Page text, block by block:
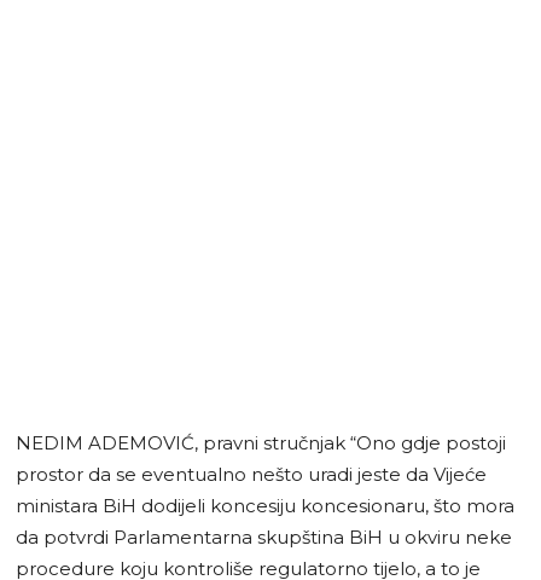
NEDIM ADEMOVIĆ, pravni stručnjak “Ono gdje postoji
prostor da se eventualno nešto uradi jeste da Vijeće
ministara BiH dodijeli koncesiju koncesionaru, što mora
da potvrdi Parlamentarna skupština BiH u okviru neke
procedure koju kontroliše regulatorno tijelo, a to je